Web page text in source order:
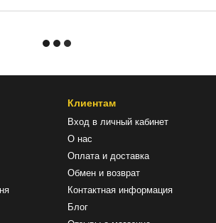
Клиентам
Вход в личный кабинет
О нас
Оплата и доставка
Обмен и возврат
Контактная информация
Блог